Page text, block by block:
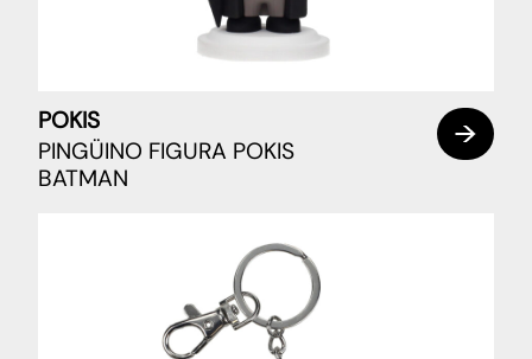
POKIS
PINGÜINO FIGURA POKIS
BATMAN